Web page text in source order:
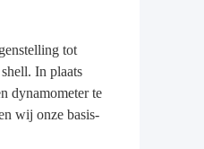
tot
In plaats
dynamometer te
wij onze basis-